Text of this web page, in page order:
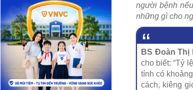
người bệnh
những gì cho
BS Đoàn Thị
cho biết: “Tỷ
tính có
cách, kiêng